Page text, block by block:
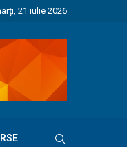
21 iulie 2026